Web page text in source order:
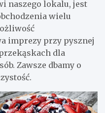
naszego lokalu, jest
wielu
imprezy przy pysznej
dla
Zawsze dbamy o